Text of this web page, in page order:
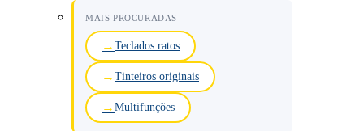
MAIS PROCURADAS
Teclados ratos
Tinteiros originais
Multifunções